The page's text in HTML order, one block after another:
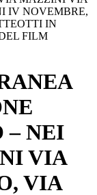
IV NOVEMBRE,
IN
FILM
– NEI
VIA
VIA